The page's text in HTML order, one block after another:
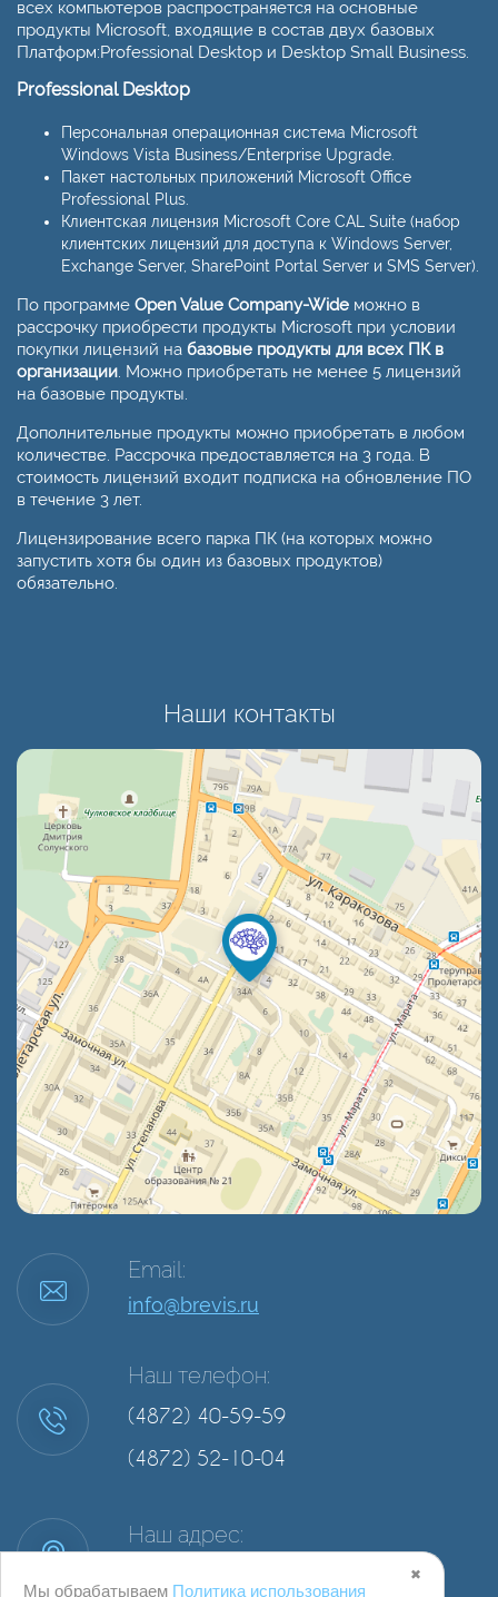
всех компьютеров распространяется на основные
продукты Microsoft, входящие в состав двух базовых
Платформ:Professional Desktop и Desktop Small Business.
Professional Desktop
Персональная операционная система Microsoft
Windows Vista Business/Enterprise Upgrade.
Пакет настольных приложений Microsoft Office
Professional Plus.
Клиентская лицензия Microsoft Core CAL Suite (набор
клиентских лицензий для доступа к Windows Server,
Exchange Server, SharePoint Portal Server и SMS Server).
По программе Open Value Company-Wide можно в
рассрочку приобрести продукты Microsoft при условии
покупки лицензий на базовые продукты для всех ПК в
организации. Можно приобретать не менее 5 лицензий
на базовые продукты.
Дополнительные продукты можно приобретать в любом
количестве. Рассрочка предоставляется на 3 года. В
стоимость лицензий входит подписка на обновление ПО
в течение 3 лет.
Лицензирование всего парка ПК (на которых можно
запустить хотя бы один из базовых продуктов)
обязательно.
Наши контакты
Email:
info@brevis.ru
Наш телефон:
(4872) 40-59-59
(4872) 52-10-04
Наш адрес:
✖
Мы обрабатываем Политика использования